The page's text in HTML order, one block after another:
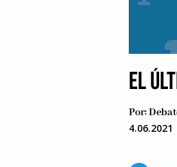
EL
Por:
4.06.2021